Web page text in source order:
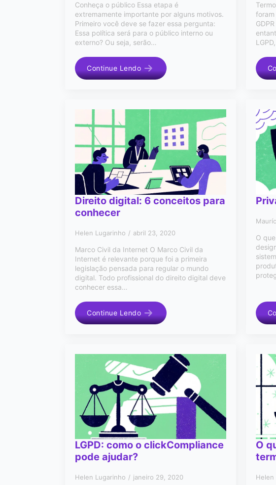
Conheça o público Essa etapa é
extremamente importante por alguns motivos.
Primeiro você deve se fazer essa pergunta:
Essa política será para o público interno ou
externo? Ou seja, serão…
Continue Lendo
Direito digital: 6 conceitos para
conhecer
Helen Lugarinho abril 23, 2020
Marco Civil da Internet O Marco Civil da
Internet é relevante porque foi a primeira
legislação pensada para regular o mundo
digital. Todo profissional do direito digital deve
conhecer essa…
Continue Lendo
O
LGPD: como o clickCompliance
pode ajudar?
Helen Lugarinho janeiro 29, 2020
O
Helen